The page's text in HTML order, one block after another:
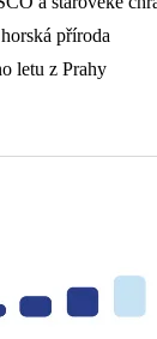
příroda
letu z Prahy